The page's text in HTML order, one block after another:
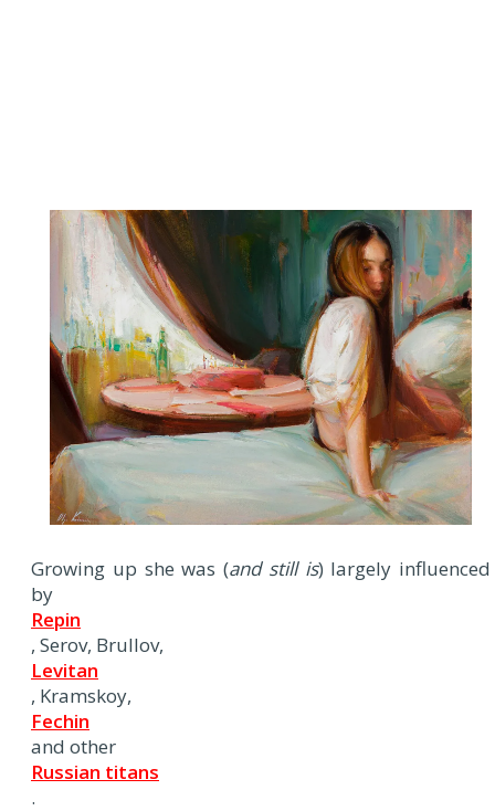
Growing up she was (and still is) largely influenced
by
Repin
, Serov, Brullov,
Levitan
, Kramskoy,
Fechin
and other
Russian titans
.